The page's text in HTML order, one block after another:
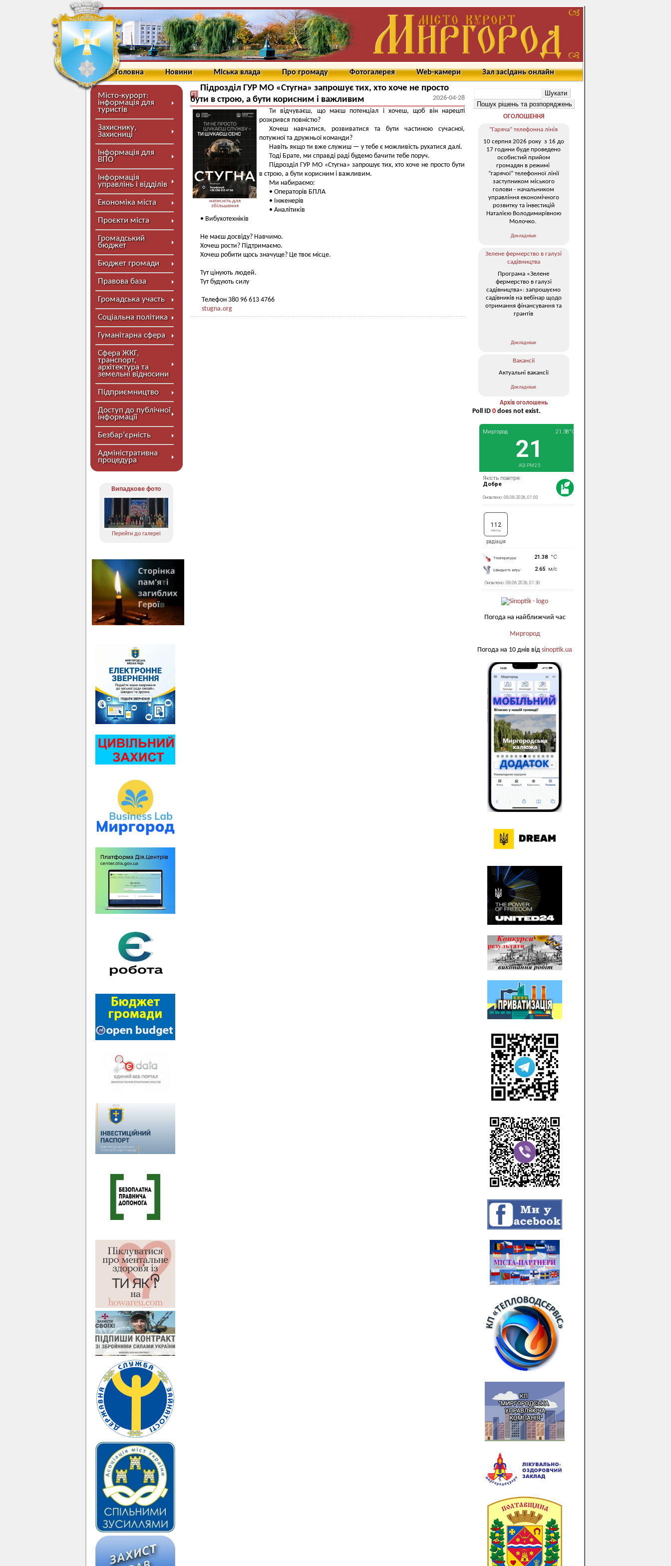
Головна Новини Міська влада Про громаду Фотогалерея Web-камери Зал засідань онлайн
Місто-курорт:
інформація для
туристів
Захиснику,
Захисниці
Інформація для
ВПО
Інформація
управлінь і відділів
Економіка міста
Проєкти міста
Громадський
бюджет
Бюджет громади
Правова база
Громадська участь
Соціальна політика
Гуманітарна сфера
Сфера ЖКГ,
транспорт,
архітектура та
земельні відносини
Підприємництво
Доступ до публічної
інформації
Безбар’єрність
Адміністративна
процедура
Випадкове фото
Перейти до галереї
Підрозділ ГУР МО «Стугна» запрошує тих, хто хоче не просто
бути в строю, а бути корисним і важливим
2026-04-28
натисніть для
збільшення
Ти відчуваєш, що маєш потенціал і хочеш, щоб він нарешті
розкрився повністю?
Хочеш навчатися, розвиватися та бути частиною сучасної,
потужної та дружньої команди?
Навіть якщо ти вже служиш — у тебе є можливість рухатися далі.
Тоді Брате, ми справді раді будемо бачити тебе поруч.
Підрозділ ГУР МО «Стугна» запрошує тих, хто хоче не просто бути
в строю, а бути корисним і важливим.
Ми набираємо:
• Операторів БПЛА
• Інженерів
• Аналітиків
• Вибухотехніків
Не маєш досвіду? Навчимо.
Хочеш рости? Підтримаємо.
Хочеш робити щось значуще? Це твоє місце.
Тут цінують людей.
Тут будують силу
Телефон 380 96 613 4766
stugna.org
ОГОЛОШЕННЯ
“Гаряча” телефонна лінія
10 серпня 2026 року з 16 до
17 години буде проведено
особистий прийом
громадян в режимі
“гарячої” телефонної лінії
заступником міського
голови - начальником
управління економічного
розвитку та інвестицій
Наталією Володимирівною
Молочко.
Докладніше
Зелене фермерство в галузі
садівництва
Програма «Зелене
фермерство в галузі
садівництва»: запрошуємо
садівників на вебінар щодо
отримання фінансування та
грантів
Докладніше
Вакансії
Актуальні вакансії
Докладніше
Архів оголошень
Poll ID 0 does not exist.
Погода на найближчий час
Миргород
Погода на 10 днів від sinoptik.ua